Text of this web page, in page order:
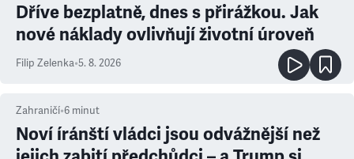
Dříve bezplatně, dnes s přirážkou. Jak
nové náklady ovlivňují životní úroveň
Filip Zelenka•5. 8. 2026
Zahraničí•6 minut
Noví íránští vládci jsou odvážnější než